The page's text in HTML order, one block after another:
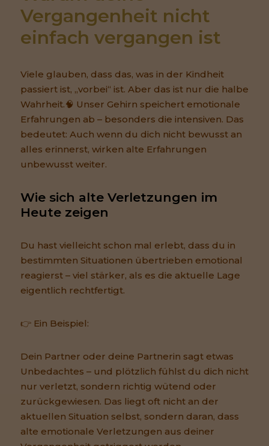
Vergangenheit nicht
einfach vergangen ist
Viele glauben, dass das, was in der Kindheit
passiert ist, „vorbei“ ist. Aber das ist nur die halbe
Wahrheit.🧠 Unser Gehirn speichert emotionale
Erfahrungen ab – besonders die intensiven. Das
bedeutet: Auch wenn du dich nicht bewusst an
alles erinnerst, wirken alte Erfahrungen
unbewusst weiter.
Wie sich alte Verletzungen im
Heute zeigen
Du hast vielleicht schon mal erlebt, dass du in
bestimmten Situationen übertrieben emotional
reagierst – viel stärker, als es die aktuelle Lage
eigentlich rechtfertigt.
👉 Ein Beispiel:
Dein Partner oder deine Partnerin sagt etwas
Unbedachtes – und plötzlich fühlst du dich nicht
nur verletzt, sondern richtig wütend oder
zurückgewiesen. Das liegt oft nicht an der
aktuellen Situation selbst, sondern daran, dass
alte emotionale Verletzungen aus deiner